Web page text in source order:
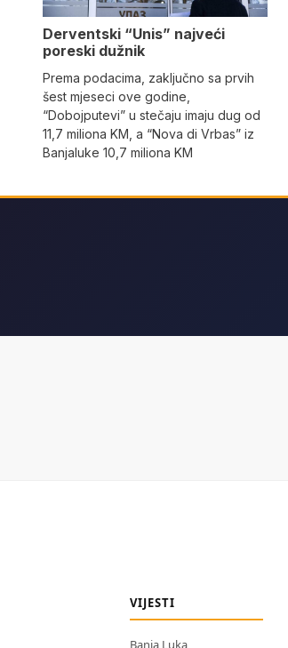
Derventski “Unis” najveći
poreski dužnik
Prema podacima, zaključno sa prvih
šest mjeseci ove godine,
“Dobojputevi” u stečaju imaju dug od
11,7 miliona KM, a “Nova di Vrbas” iz
Banjaluke 10,7 miliona KM
VIJESTI